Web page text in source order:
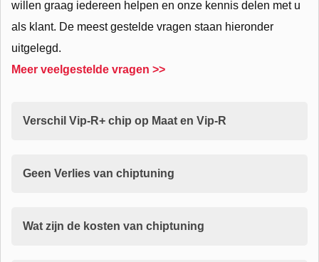
willen graag iedereen helpen en onze kennis delen met u
als klant. De meest gestelde vragen staan hieronder
uitgelegd.
Meer veelgestelde vragen >>
Verschil Vip-R+ chip op Maat en Vip-R
Geen Verlies van chiptuning
Wat zijn de kosten van chiptuning